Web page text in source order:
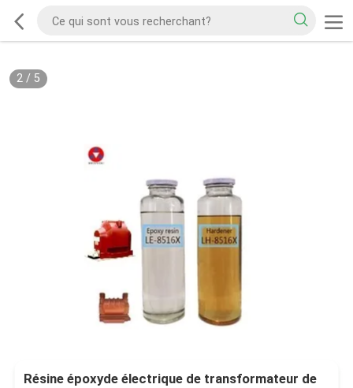
2/ 5
Résine époxyde électrique de transformateur de